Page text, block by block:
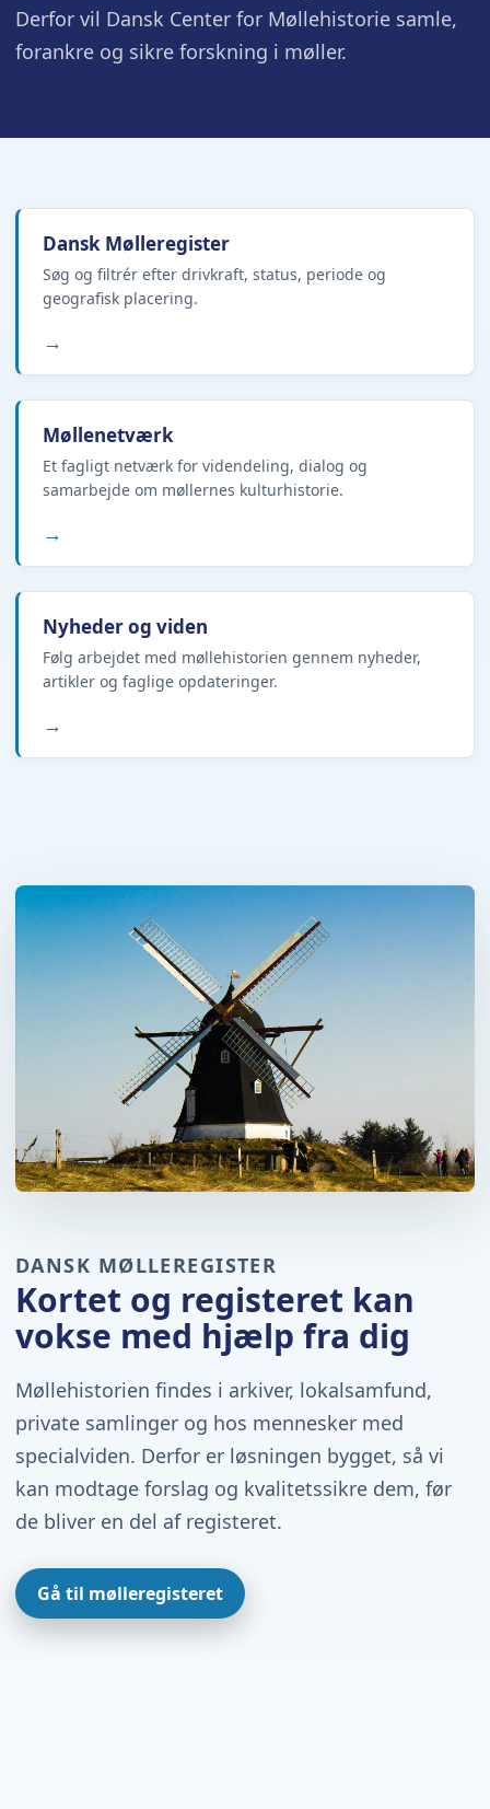
Derfor vil Dansk Center for Møllehistorie samle,
forankre og sikre forskning i møller.
Dansk Mølleregister
Søg og filtrér efter drivkraft, status, periode og
geografisk placering.
→
Møllenetværk
Et fagligt netværk for videndeling, dialog og
samarbejde om møllernes kulturhistorie.
→
Nyheder og viden
Følg arbejdet med møllehistorien gennem nyheder,
artikler og faglige opdateringer.
→
DANSK MØLLEREGISTER
Kortet og registeret kan
vokse med hjælp fra dig
Møllehistorien findes i arkiver, lokalsamfund,
private samlinger og hos mennesker med
specialviden. Derfor er løsningen bygget, så vi
kan modtage forslag og kvalitetssikre dem, før
de bliver en del af registeret.
Gå til mølleregisteret